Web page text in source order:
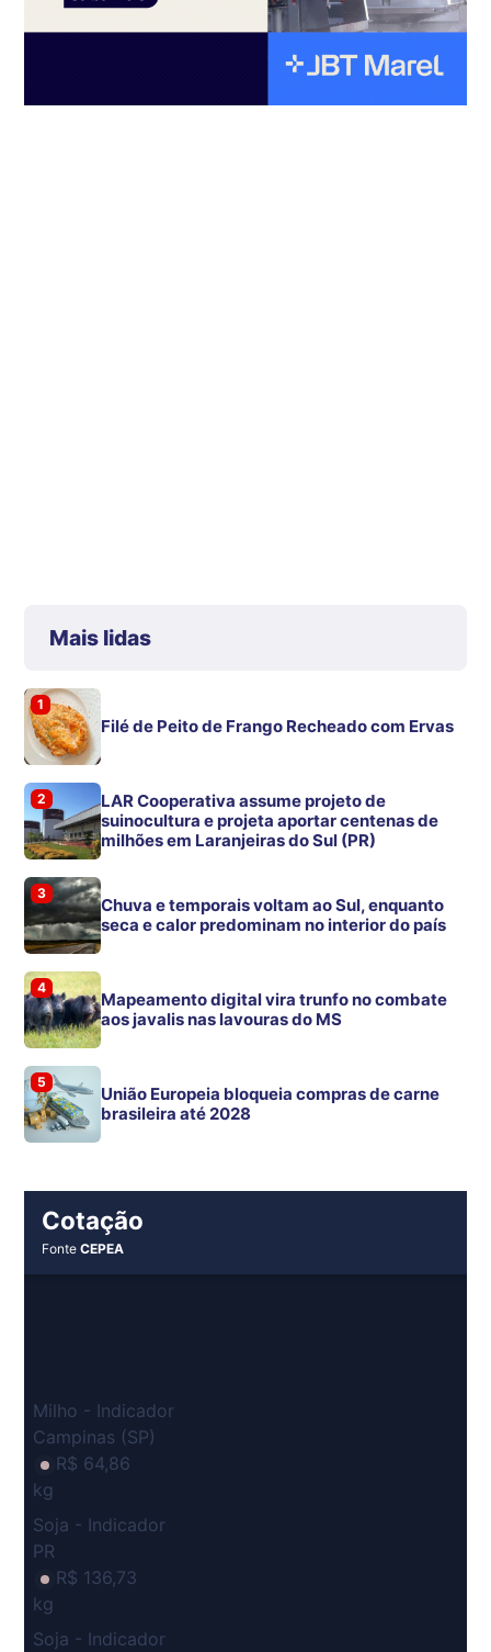
Mais lidas
1
Filé de Peito de Frango Recheado com Ervas
2
LAR Cooperativa assume projeto de
suinocultura e projeta aportar centenas de
milhões em Laranjeiras do Sul (PR)
3
Chuva e temporais voltam ao Sul, enquanto
seca e calor predominam no interior do país
4
Mapeamento digital vira trunfo no combate
aos javalis nas lavouras do MS
5
União Europeia bloqueia compras de carne
brasileira até 2028
Cotação
FonteCEPEA
Milho - Indicador
Campinas (SP)
R$ 64,86
kg
Soja - Indicador
PR
R$ 136,73
kg
Soja - Indicador